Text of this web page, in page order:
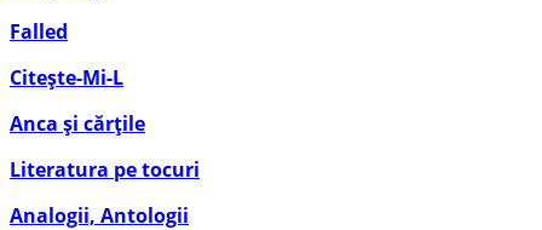
Falled
Citește-Mi-L
Anca și cărțile
Literatura pe tocuri
Analogii, Antologii